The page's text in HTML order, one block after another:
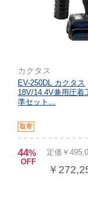
カクタス
EV-250DL カクタス
18V/14.4V兼用圧着
準セット...
取寄
44%
OFF
定価￥
￥